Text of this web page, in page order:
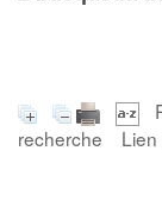
recherche